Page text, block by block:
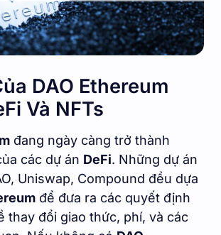
DAO Ethereum
Và NFTs
đang ngày càng trở thành
các dự án DeFi. Những dự án
Uniswap, Compound đều dựa
để đưa ra các quyết định
thay đổi giao thức, phí, và các